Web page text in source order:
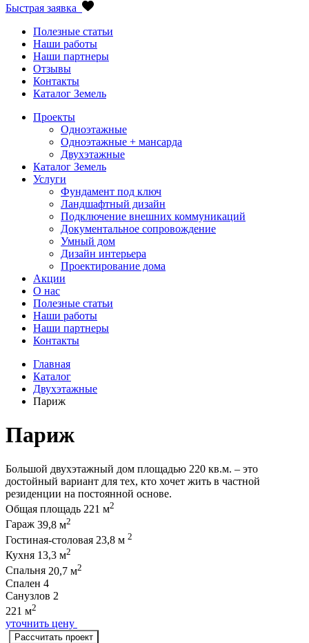
Быстрая заявка
Полезные статьи
Наши работы
Наши партнеры
Отзывы
Контакты
Каталог Земель
Проекты
Одноэтажные
Одноэтажные + мансарда
Двухэтажные
Каталог Земель
Услуги
Фундамент под ключ
Ландшафтный дизайн
Подключение внешних коммуникаций
Документальное сопровождение
Умный дом
Дизайн интерьера
Проектирование дома
Акции
О нас
Полезные статьи
Наши работы
Наши партнеры
Контакты
Главная
Каталог
Двухэтажные
Париж
Париж
Большой двухэтажный дом площадью 220 кв.м. – это
достойный вариант для тех, кто хочет жить в частной
резиденции на постоянной основе.
Общая площадь 221 м2
Гараж 39,8 м2
Гостиная-столовая 23,8 м 2
Кухня 13,3 м2
Спальня 20,7 м2
Спален 4
Санузлов 2
221 м2
уточнить цену
Рассчитать проект